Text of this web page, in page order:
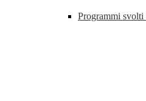
Programmi svolti